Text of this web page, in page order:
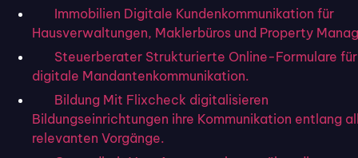
Immobilien Digitale Kundenkommunikation für
Hausverwaltungen, Maklerbüros und Property
Steuerberater Strukturierte Online-Formulare
digitale Mandantenkommunikation.
Bildung Mit Flixcheck digitalisieren
Bildungseinrichtungen ihre Kommunikation entlang
relevanten Vorgänge.
aktuell als beliebteste elektronische Signatur: In der
Praxis wird in rund 95 Prozent der digitalen Prozesse
die Fortgeschrittene Elektronische Unterschrift
genutzt. Sie ist in allen Prozessen anwendbar, in
denen das Gesetz lediglich die Textform oder sogar
gar keine Form für ein Dokument anordnet.